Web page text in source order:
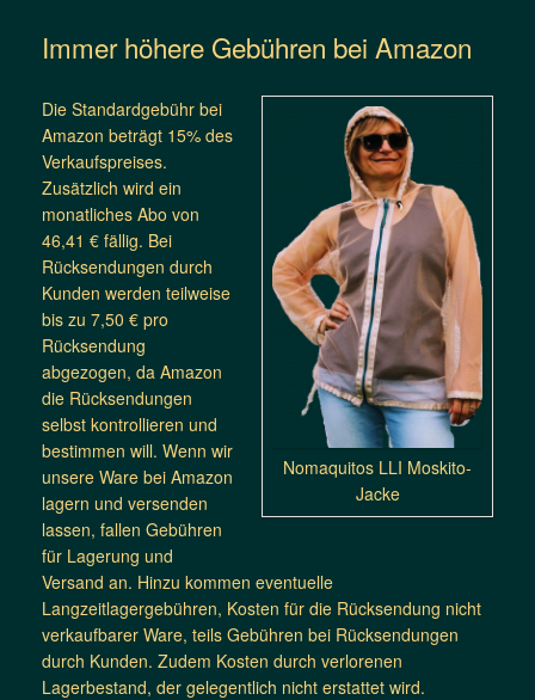
Immer höhere Gebühren bei Amazon
Nomaquitos LLI Moskito-
Jacke
Die Standardgebühr bei
Amazon beträgt 15% des
Verkaufspreises.
Zusätzlich wird ein
monatliches Abo von
46,41 € fällig. Bei
Rücksendungen durch
Kunden werden teilweise
bis zu 7,50 € pro
Rücksendung
abgezogen, da Amazon
die Rücksendungen
selbst kontrollieren und
bestimmen will. Wenn wir
unsere Ware bei Amazon
lagern und versenden
lassen, fallen Gebühren
für Lagerung und
Versand an. Hinzu kommen eventuelle
Langzeitlagergebühren, Kosten für die Rücksendung nicht
verkaufbarer Ware, teils Gebühren bei Rücksendungen
durch Kunden. Zudem Kosten durch verlorenen
Lagerbestand, der gelegentlich nicht erstattet wird.